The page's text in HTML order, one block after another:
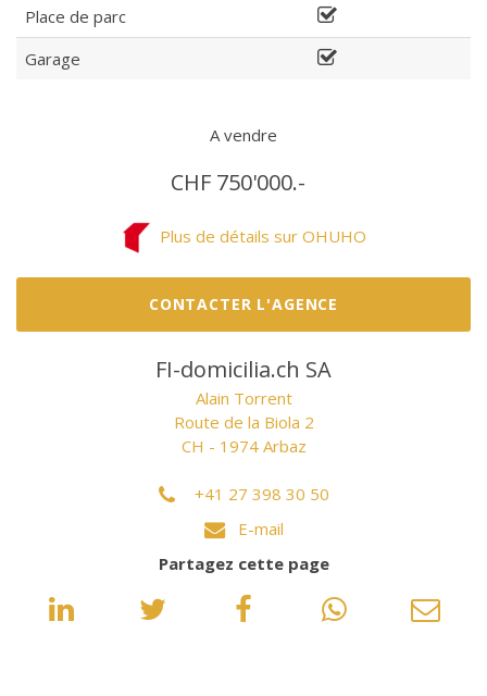
Place de parc
Garage
A vendre
CHF 750'000.-
Plus de détails sur OHUHO
CONTACTER L'AGENCE
FI-domicilia.ch SA
Alain Torrent
Route de la Biola 2
CH - 1974 Arbaz
+41 27 398 30 50
E-mail
Partagez cette page